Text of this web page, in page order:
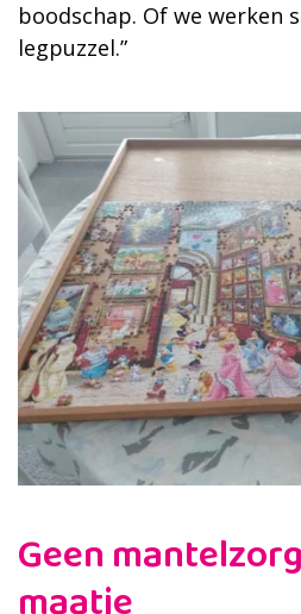
boodschap. Of we werken
legpuzzel.”
Geen